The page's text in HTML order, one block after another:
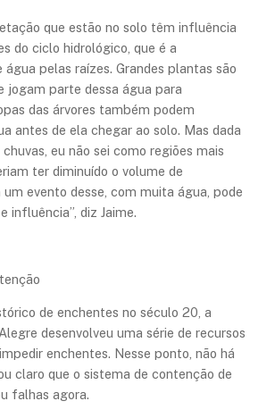
que estão no solo têm influência
do ciclo hidrológico, que é a
pelas raízes. Grandes plantas são
jogam parte dessa água para
das árvores também podem
antes de ela chegar ao solo. Mas dada
eu não sei como regiões mais
ter diminuído o volume de
evento desse, com muita água, pode
influência”, diz Jaime.
de enchentes no século 20, a
desenvolveu uma série de recursos
enchentes. Nesse ponto, não há
claro que o sistema de contenção de
falhas agora.